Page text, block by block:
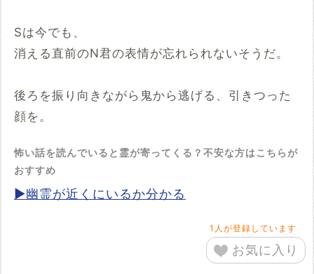
Sは今でも、
消える直前のN君の表情が忘れられないそうだ。
後ろを振り向きながら鬼から逃げる、引きつった
顔を。
怖い話を読んでいると霊が寄ってくる？不安な方はこちらが
おすすめ
▶幽霊が近くにいるか分かる
1 人が登録しています
お気に入り